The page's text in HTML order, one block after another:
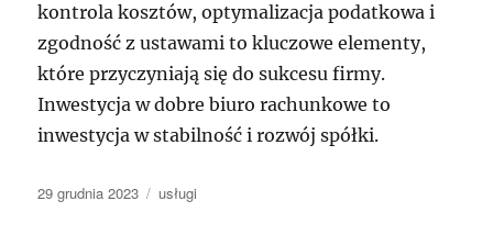
kontrola kosztów, optymalizacja podatkowa i
zgodność z ustawami to kluczowe elementy,
które przyczyniają się do sukcesu firmy.
Inwestycja w dobre biuro rachunkowe to
inwestycja w stabilność i rozwój spółki.
Data
29 grudnia 2023 Kategorie
usługi